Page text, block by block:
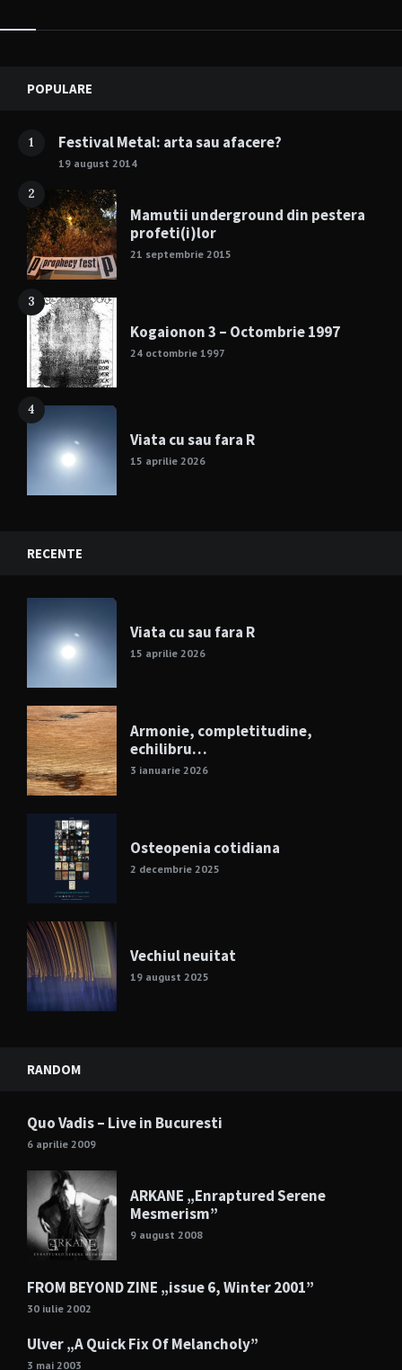
Widgets
POPULARE
1 Festival Metal: arta sau afacere?
19 august 2014
2
Mamutii underground din pestera
profeti(i)lor
21 septembrie 2015
3
Kogaionon 3 – Octombrie 1997
24 octombrie 1997
4
Viata cu sau fara R
15 aprilie 2026
RECENTE
Viata cu sau fara R
15 aprilie 2026
Armonie, completitudine,
echilibru…
3 ianuarie 2026
Osteopenia cotidiana
2 decembrie 2025
Vechiul neuitat
19 august 2025
RANDOM
Quo Vadis – Live in Bucuresti
6 aprilie 2009
ARKANE „Enraptured Serene
Mesmerism”
9 august 2008
FROM BEYOND ZINE „issue 6, Winter 2001”
30 iulie 2002
Ulver „A Quick Fix Of Melancholy”
3 mai 2003